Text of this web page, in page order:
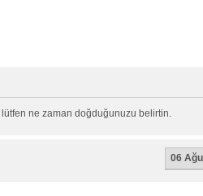
ne zaman doğduğunuzu belirtin.